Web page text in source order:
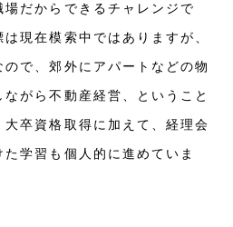
だからできるチャレンジで
現在模索中ではありますが、
で、郊外にアパートなどの物
がら不動産経営、ということ
卒資格取得に加えて、経理会
学習も個人的に進めていま